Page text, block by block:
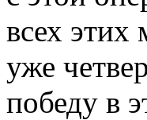
всех этих
уже
победу в